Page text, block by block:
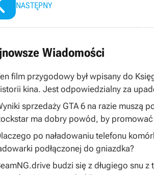
NASTĘPNY
Wiadomości
film przygodowy był wpisany do
kina. Jest odpowiedzialny za
sprzedaży GTA 6 na razie muszą
ma dobry powód, by
po naładowaniu telefonu
podłączonej do gniazdka?
budzi się z długiego snu